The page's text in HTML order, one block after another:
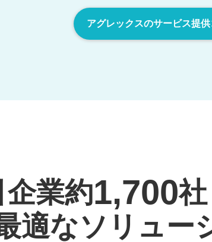
アグレックスのサービス提供
企業約1,700社
適なソリュー